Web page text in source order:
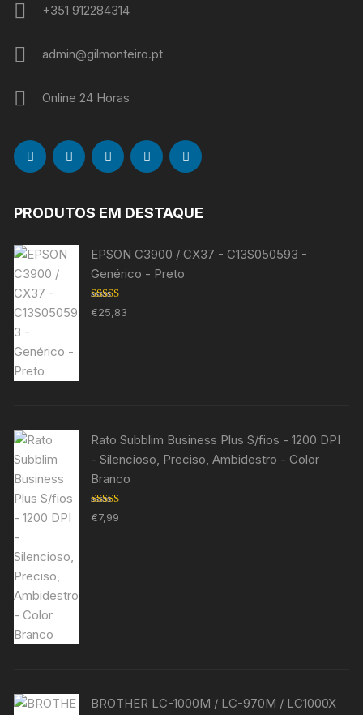
+351 912284314
admin@gilmonteiro.pt
Online 24 Horas
PRODUTOS EM DESTAQUE
EPSON C3900 / CX37 - C13S050593 -
Genérico - Preto
Avaliação
5.00de 5
€25,83
Rato Subblim Business Plus S/fios - 1200 DPI
- Silencioso, Preciso, Ambidestro - Color
Branco
Avaliação
5.00de 5
€7,99
BROTHER LC-1000M / LC-970M / LC1000X